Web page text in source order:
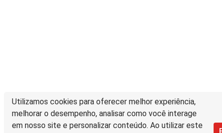
Utilizamos cookies para oferecer melhor experiência,
melhorar o desempenho, analisar como você interage
em nosso site e personalizar conteúdo. Ao utilizar este